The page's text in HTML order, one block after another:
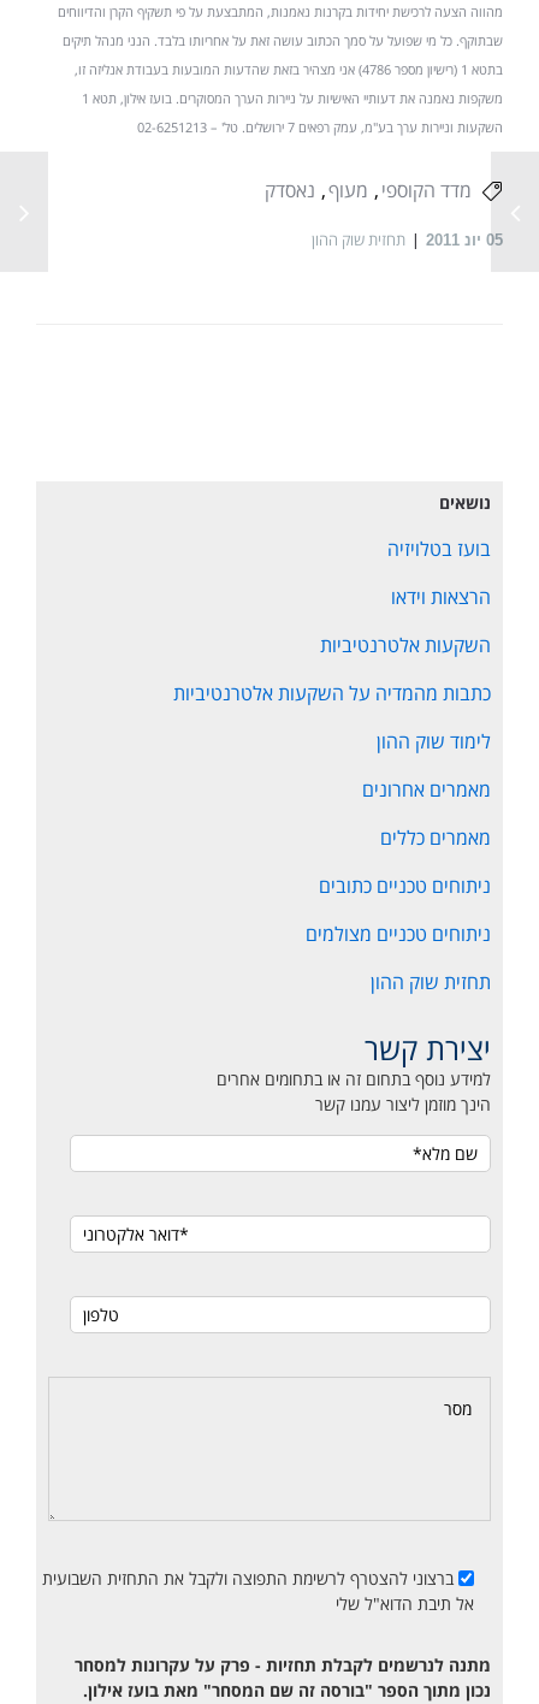
מהווה הצעה לרכישת יחידות בקרנות נאמנות, המתבצעת על פי תשקיף הקרן והדיווחים
שבתוקף. כל מי שפועל על סמך הכתוב עושה זאת על אחריותו בלבד. הנני מנהל תיקים
בתטא 1 (רישיון מספר 4786) אני מצהיר בזאת שהדעות המובעות בעבודת אנליזה זו,
משקפות נאמנה את דעותיי האישיות על ניירות הערך המסוקרים. בועז אילון, תטא 1
השקעות וניירות ערך בע"מ, עמק רפאים 7 ירושלים. טל' – 02-6251213
מדד הקוספי מעוף נאסדק
05 יונ 2011 תחזית שוק ההון
נושאים
בועז בטלויזיה
הרצאות וידאו
השקעות אלטרנטיביות
כתבות מהמדיה על השקעות אלטרנטיביות
לימוד שוק ההון
מאמרים אחרונים
מאמרים כללים
ניתוחים טכניים כתובים
ניתוחים טכניים מצולמים
תחזית שוק ההון
יצירת קשר
למידע נוסף בתחום זה או בתחומים אחרים
הינך מוזמן ליצור עמנו קשר
ברצוני להצטרף לרשימת התפוצה ולקבל את התחזית השבועית
אל תיבת הדוא"ל שלי
מתנה לנרשמים לקבלת תחזיות - פרק על עקרונות למסחר
נכון מתוך הספר "בורסה זה שם המסחר" מאת בועז אילון.